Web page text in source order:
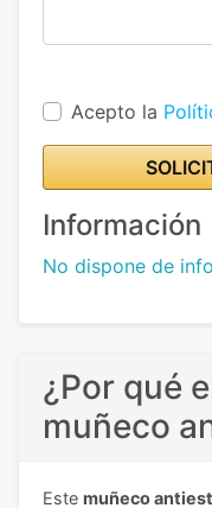
Acepto la
Información
No dispone de
¿Por qué
muñeco
Este muñeco